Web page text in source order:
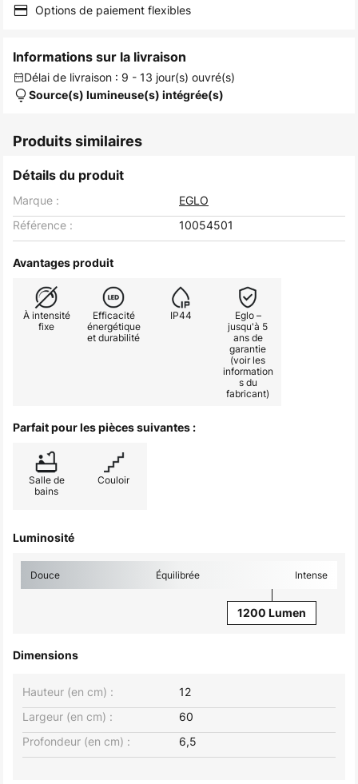
Options de paiement flexibles
Informations sur la livraison
Délai de livraison : 9 - 13 jour(s) ouvré(s)
Source(s) lumineuse(s) intégrée(s)
Produits similaires
Détails du produit
Marque :
EGLO
Référence :
10054501
Avantages produit
À intensité
fixe
Efficacité
énergétique
et durabilité
IP44
Eglo –
jusqu'à 5
ans de
garantie
(voir les
information
s du
fabricant)
Parfait pour les pièces suivantes :
Salle de
bains
Couloir
Luminosité
Douce Équilibrée Intense
1200 Lumen
Dimensions
Largeur (en cm) : 60
Hauteur (en cm) : 12
Profondeur (en cm) : 6,5